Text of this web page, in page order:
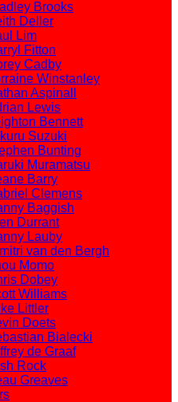
Brooks
Deller
Lim
Fitton
Cadby
Winstanley
Aspinall
Lewis
Bennett
Suzuki
Bunting
Muramatsu
Barry
Clemens
Baggish
Durrant
Lauby
van den Bergh
Momo
Dobey
Williams
Littler
Doets
Bialecki
de Graaf
Rock
Greaves